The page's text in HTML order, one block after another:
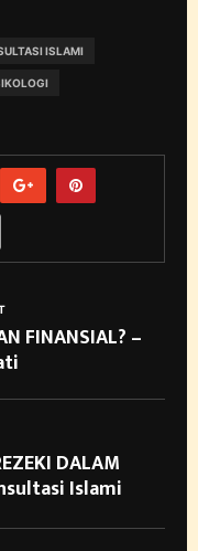
ISLAMI
FINANSIAL? –
DALAM
Islami